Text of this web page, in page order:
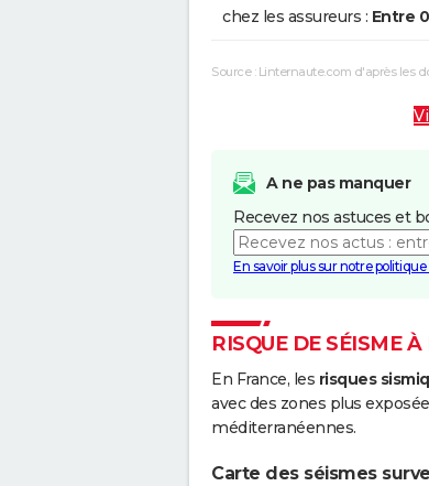
chez les assureurs : Entre
Source : Linternaute.com d'après les
A ne pas manquer
Recevez nos astuces et
En savoir plus sur notre
RISQUE DE SÉISME
En France, les risques
avec des zones plus
méditerranéennes.
Carte des séismes